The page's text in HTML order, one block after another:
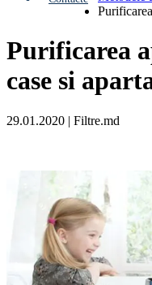
Purificarea
case si
29.01.2020 | Filtre.md